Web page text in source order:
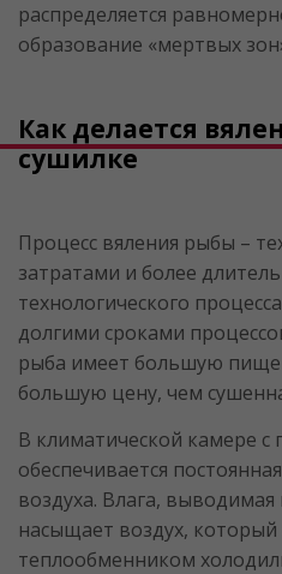
распределяется
образование «мертвых
Как делается
сушилке
Процесс вяления рыбы –
затратами и более
технологического
долгими сроками
рыба имеет большую
большую цену, чем
В климатической камере
обеспечивается
воздуха. Влага,
насыщает воздух, который
теплообменником